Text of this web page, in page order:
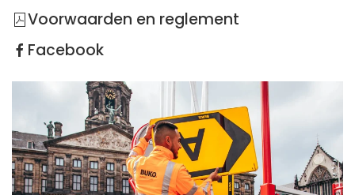
Voorwaarden en reglement
Facebook